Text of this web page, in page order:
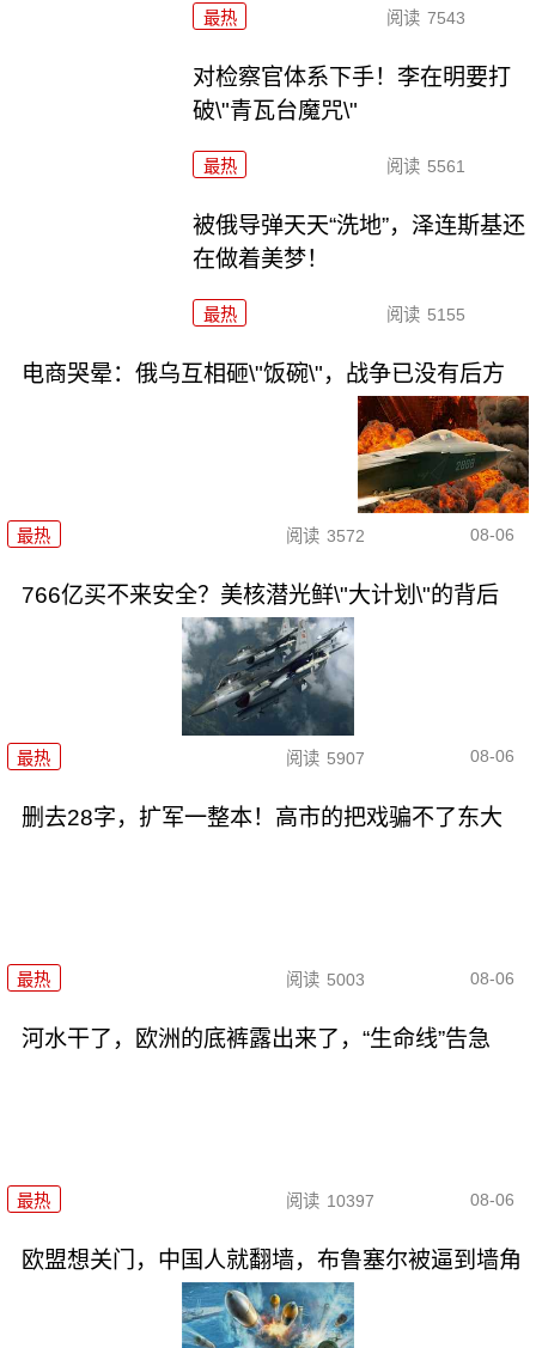
最热 阅读 7543
对检察官体系下手！李在明要打
破\"青瓦台魔咒\"
最热 阅读 5561
被俄导弹天天“洗地”，泽连斯基还
在做着美梦！
最热 阅读 5155
电商哭晕：俄乌互相砸\"饭碗\"，战争已没有后方
最热 阅读 3572 08-06
766亿买不来安全？美核潜光鲜\"大计划\"的背后
最热 阅读 5907 08-06
删去28字，扩军一整本！高市的把戏骗不了东大
最热 阅读 5003 08-06
河水干了，欧洲的底裤露出来了，“生命线”告急
最热 阅读 10397 08-06
欧盟想关门，中国人就翻墙，布鲁塞尔被逼到墙角